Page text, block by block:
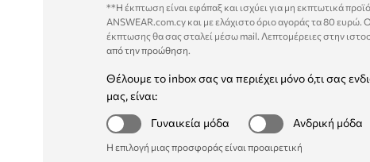
**Η έκπτωση είναι εφάπαξ και ισχύει για μη εκπτωτικά
ANSWEAR.com.cy και με ελάχιστο όριο αγοράς τα 80 ευρώ.
έκπτωσης θα σας σταλεί μέσω mail. Λεπτομέρειες στην
από την προώθηση.
Θέλουμε το inbox σας να περιέχει μόνο ό,τι σας
μας, είναι:
Γυναικεία μόδα
Ανδρική μόδα
Η επιλογή μιας προσφοράς είναι προαιρετική